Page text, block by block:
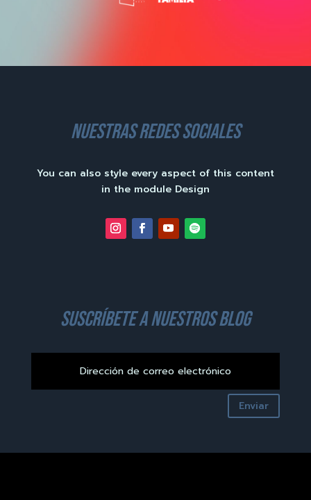
nuestras redes sociales
You can also style every aspect of this content
in the module Design
suscríbete a nuestros blog
Enviar